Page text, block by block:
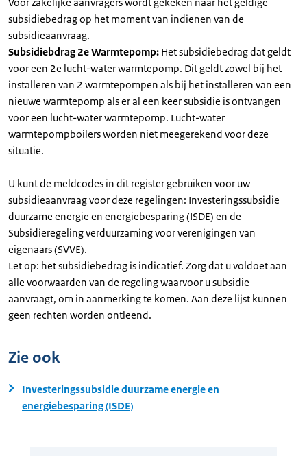
subsidiebedrag op het moment van indienen van de
subsidieaanvraag.
Subsidiebdrag 2e Warmtepomp: Het subsidiebedrag dat geldt
voor een 2e lucht-water warmtepomp. Dit geldt zowel bij het
installeren van 2 warmtepompen als bij het installeren van een
nieuwe warmtepomp als er al een keer subsidie is ontvangen
voor een lucht-water warmtepomp. Lucht-water
warmtepompboilers worden niet meegerekend voor deze
situatie.
U kunt de meldcodes in dit register gebruiken voor uw
subsidieaanvraag voor deze regelingen: Investeringssubsidie
duurzame energie en energiebesparing (ISDE) en de
Subsidieregeling verduurzaming voor verenigingen van
eigenaars (SVVE).
Let op: het subsidiebedrag is indicatief. Zorg dat u voldoet aan
alle voorwaarden van de regeling waarvoor u subsidie
aanvraagt, om in aanmerking te komen. Aan deze lijst kunnen
geen rechten worden ontleend.
Zie ook
Investeringssubsidie duurzame energie en
energiebesparing (ISDE)